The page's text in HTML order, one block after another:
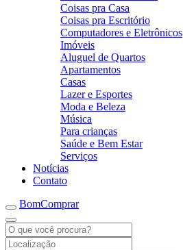
Coisas pra Casa
Coisas pra Escritório
Computadores e Eletrônicos
Imóveis
Aluguel de Quartos
Apartamentos
Casas
Lazer e Esportes
Moda e Beleza
Música
Para crianças
Saúde e Bem Estar
Serviços
Notícias
Contato
BomComprar